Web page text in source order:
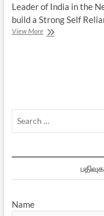
Leader of India in the
build a Strong Self
View Moreகுமட்டவைக்கும்
Name